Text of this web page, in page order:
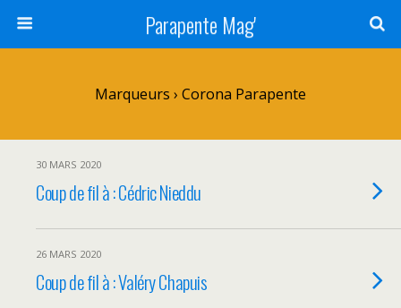
Parapente Mag'
Marqueurs › Corona Parapente
30 MARS 2020
Coup de fil à : Cédric Nieddu
26 MARS 2020
Coup de fil à : Valéry Chapuis